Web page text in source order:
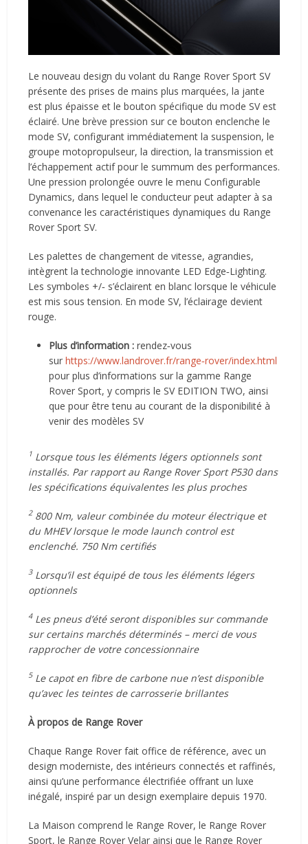
Le nouveau design du volant du Range Rover Sport SV
présente des prises de mains plus marquées, la jante
est plus épaisse et le bouton spécifique du mode SV est
éclairé. Une brève pression sur ce bouton enclenche le
mode SV, configurant immédiatement la suspension, le
groupe motopropulseur, la direction, la transmission et
l’échappement actif pour le summum des performances.
Une pression prolongée ouvre le menu Configurable
Dynamics, dans lequel le conducteur peut adapter à sa
convenance les caractéristiques dynamiques du Range
Rover Sport SV.
Les palettes de changement de vitesse, agrandies,
intègrent la technologie innovante LED Edge‑Lighting.
Les symboles +/‑ s’éclairent en blanc lorsque le véhicule
est mis sous tension. En mode SV, l’éclairage devient
rouge.
Plus d’information :rendez‑vous
sur https://www.landrover.fr/range‑rover/index.html
pour plus d’informations sur la gamme Range
Rover Sport, y compris le SV EDITION TWO, ainsi
que pour être tenu au courant de la disponibilité à
venir des modèles SV
1Lorsque tous les éléments légers optionnels sont
installés. Par rapport au Range Rover Sport P530 dans
les spécifications équivalentes les plus proches
2800 Nm, valeur combinée du moteur électrique et
du MHEV lorsque le mode launch control est
enclenché. 750 Nm certifiés
3Lorsqu’il est équipé de tous les éléments légers
optionnels
4Les pneus d’été seront disponibles sur commande
sur certains marchés déterminés – merci de vous
rapprocher de votre concessionnaire
5Le capot en fibre de carbone nue n’est disponible
qu’avec les teintes de carrosserie brillantes
À propos de Range Rover
Chaque Range Rover fait office de référence, avec un
design moderniste, des intérieurs connectés et raffinés,
ainsi qu’une performance électrifiée offrant un luxe
inégalé, inspiré par un design exemplaire depuis 1970.
La Maison comprend le Range Rover, le Range Rover
Sport, le Range Rover Velar ainsi que le Range Rover